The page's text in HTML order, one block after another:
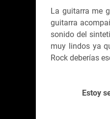
La guitarra me
guitarra
sonido del
muy lindos ya
Rock deberías
Estoy